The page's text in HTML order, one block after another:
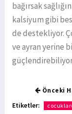
bağırsak
kalsiyum gibi
de destekliyor.
ve ayran yerine
Önceki
Etiketler: